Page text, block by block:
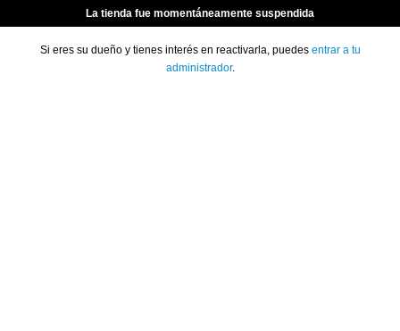
La tienda fue momentáneamente suspendida
Si eres su dueño y tienes interés en reactivarla, puedes entrar a tu
administrador.